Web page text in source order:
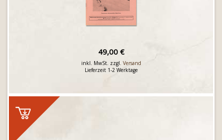
49,00 €
inkl. MwSt. zzgl. Versand
Lieferzeit 1-2 Werktage